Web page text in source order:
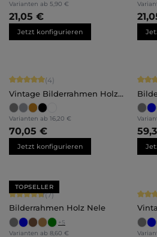
Varianten ab 5,90 €
21,05 €
Jetzt konfigurieren
Durchschnittliche Bewertung von 5 von 5
(4)
Vintage Bilderrahmen Holz
Isabella
Varianten ab 16,20 €
70,05 €
Jetzt konfigurieren
TOPSELLER
Durchschnittliche Bewertung von 4.71
(7)
Bilderrahmen Holz Nele
+5
Varianten ab 8,60 €
Finja